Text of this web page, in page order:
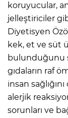
koruyucular,
jelleştiriciler
Diyetisyen
kek, et ve süt
bulunduğunu
gıdaların raf
insan
alerjik
sorunları ve